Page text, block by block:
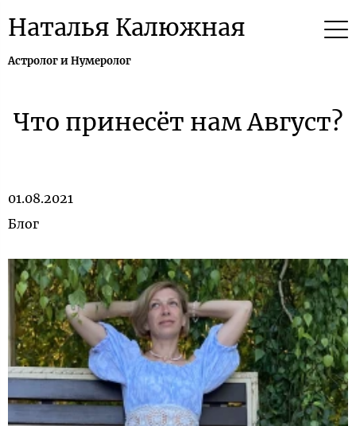
Наталья Калюжная
Астролог и Нумеролог
Что принесёт нам Август?
01.08.2021
Блог